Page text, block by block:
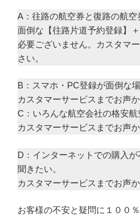
A：往路の航空券と復路の航
面倒な【往路片道予約登録】
必要ございません。カスタマ
さい。
B：スマホ・PC登録が面倒な
カスタマーサービスまでお声か
C：いろんな航空会社の格安航
カスタマーサービスまでお声か
D：インターネットでの購入
聞きたい。
カスタマーサービスまでお声か
お客様の不安と疑問に１００